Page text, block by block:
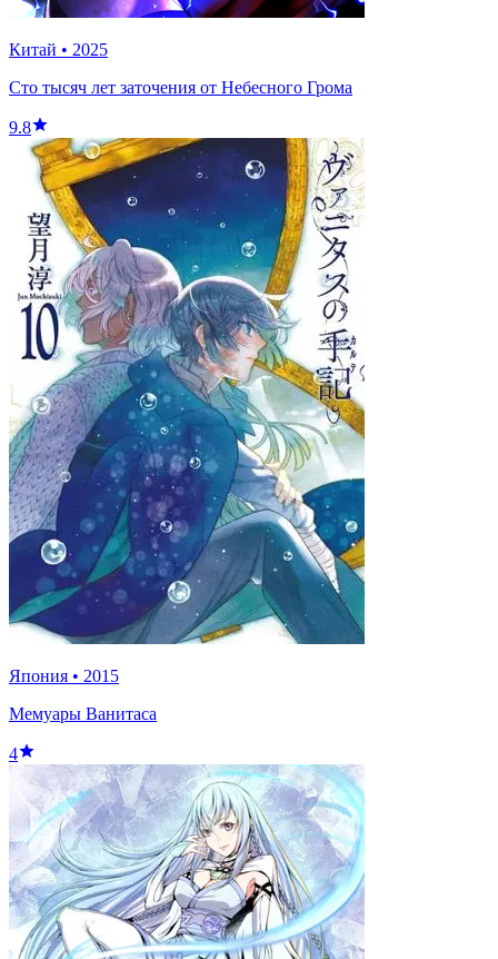
Китай • 2025
Сто тысяч лет заточения от Небесного Грома
9.8
Япония • 2015
Мемуары Ванитаса
4